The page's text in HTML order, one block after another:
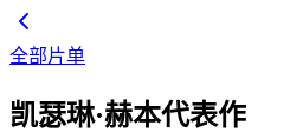
全部片单
凯瑟琳·赫本代表作